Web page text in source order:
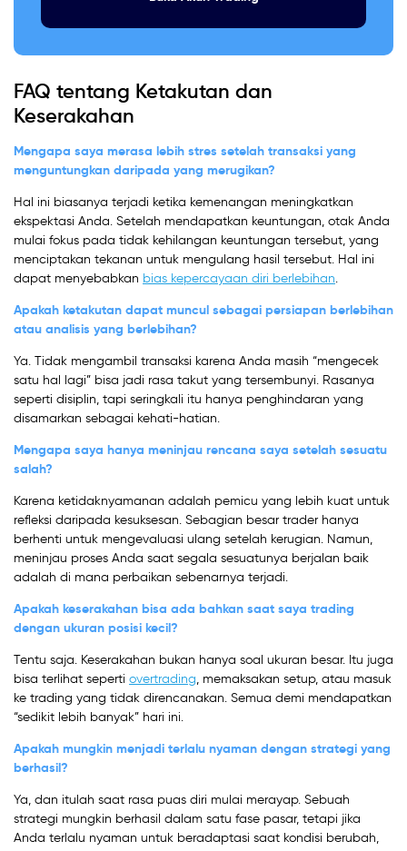
FAQ tentang Ketakutan dan
Keserakahan
Mengapa saya merasa lebih stres setelah transaksi yang
menguntungkan daripada yang merugikan?
Hal ini biasanya terjadi ketika kemenangan meningkatkan
ekspektasi Anda. Setelah mendapatkan keuntungan, otak Anda
mulai fokus pada tidak kehilangan keuntungan tersebut, yang
menciptakan tekanan untuk mengulang hasil tersebut. Hal ini
dapat menyebabkan bias kepercayaan diri berlebihan.
Apakah ketakutan dapat muncul sebagai persiapan berlebihan
atau analisis yang berlebihan?
Ya. Tidak mengambil transaksi karena Anda masih “mengecek
satu hal lagi” bisa jadi rasa takut yang tersembunyi. Rasanya
seperti disiplin, tapi seringkali itu hanya penghindaran yang
disamarkan sebagai kehati-hatian.
Mengapa saya hanya meninjau rencana saya setelah sesuatu
salah?
Karena ketidaknyamanan adalah pemicu yang lebih kuat untuk
refleksi daripada kesuksesan. Sebagian besar trader hanya
berhenti untuk mengevaluasi ulang setelah kerugian. Namun,
meninjau proses Anda saat segala sesuatunya berjalan baik
adalah di mana perbaikan sebenarnya terjadi.
Apakah keserakahan bisa ada bahkan saat saya trading
dengan ukuran posisi kecil?
Tentu saja. Keserakahan bukan hanya soal ukuran besar. Itu juga
bisa terlihat seperti overtrading, memaksakan setup, atau masuk
ke trading yang tidak direncanakan. Semua demi mendapatkan
“sedikit lebih banyak” hari ini.
Apakah mungkin menjadi terlalu nyaman dengan strategi yang
berhasil?
Ya, dan itulah saat rasa puas diri mulai merayap. Sebuah
strategi mungkin berhasil dalam satu fase pasar, tetapi jika
Anda terlalu nyaman untuk beradaptasi saat kondisi berubah,